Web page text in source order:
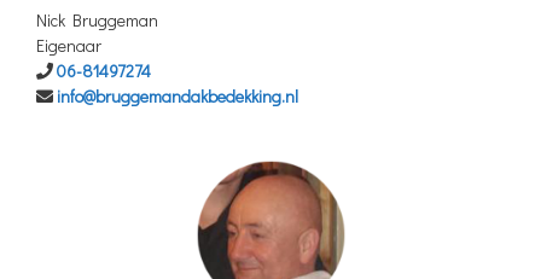
Nick Bruggeman
Eigenaar
06-81497274
info@bruggemandakbedekking.nl